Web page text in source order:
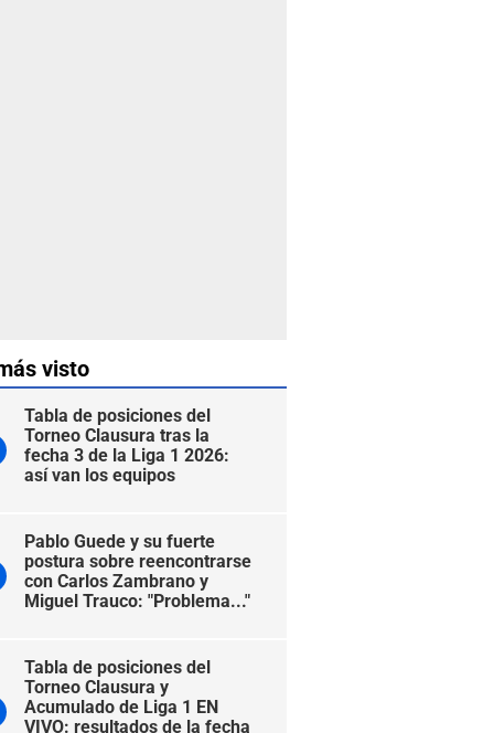
visto
Tabla de posiciones del
Torneo Clausura tras la
fecha 3 de la Liga 1 2026:
así van los equipos
Pablo Guede y su fuerte
postura sobre reencontrarse
con Carlos Zambrano y
Miguel Trauco: "Problema..."
Tabla de posiciones del
Torneo Clausura y
Acumulado de Liga 1 EN
VIVO: resultados de la fecha